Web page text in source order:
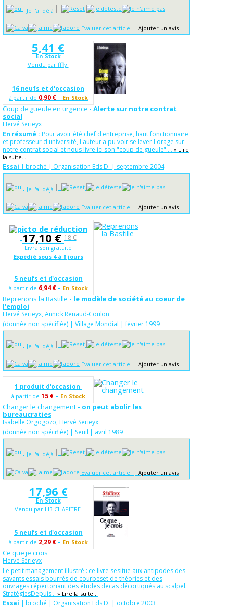
Je l'ai déjà
Evaluer cet article | Ajouter un avis
5,41 €
En Stock
Vendu par fffly
16 neufs et d'occasion
à partir de 0,90 € - En Stock
Coup de gueule en urgence - Alerte sur notre contrat
social
Hervé Serieyx
En résumé : Pour avoir été chef d'entreprise, haut fonctionnaire
et professeur d'université, l'auteur a pu voir se lever l'orage sur
notre contrat social et nous livre ici son "coup de gueule".... » Lire
la suite...
Essai | broché | Organisation Eds D' | septembre 2004
Je l'ai déjà
Evaluer cet article | Ajouter un avis
17,10 €18 €
Livraison gratuite
Expédié sous 4 à 8 jours
5 neufs et d'occasion
à partir de 6,94 € - En Stock
Reprenons la Bastille - le modèle de société au coeur de
l'emploi
Hervé Serieyx, Annick Renaud-Coulon
(donnée non spécifiée) | Village Mondial | février 1999
Je l'ai déjà
Evaluer cet article | Ajouter un avis
1 produit d'occasion
à partir de 15 € - En Stock
Changer le changement - on peut abolir les
bureaucraties
Isabelle Orgogozo, Hervé Serieyx
(donnée non spécifiée) | Seuil | avril 1989
Je l'ai déjà
Evaluer cet article | Ajouter un avis
17,96 €
En Stock
Vendu par LIB CHAPITRE
5 neufs et d'occasion
à partir de 2,29 € - En Stock
Ce que je crois
Hervé Sérieyx
Le petit management illustré : ce livre sesitue aux antipodes des
savants essais bourrés de courbeset de théories et des
ouvrages répertoriant des études decas décortiqués au scalpel.
StratégiesDepuis... » Lire la suite...
Essai | broché | Organisation Eds D' | octobre 2003